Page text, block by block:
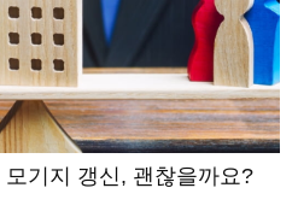
기지 갱신, 괜찮을까요?